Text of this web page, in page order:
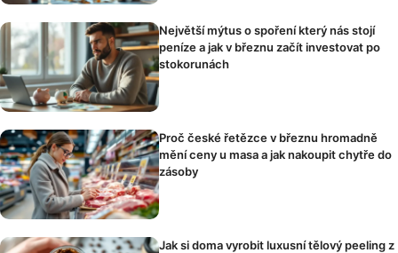
Největší mýtus o spoření který nás stojí
peníze a jak v březnu začít investovat po
stokorunách
Proč české řetězce v březnu hromadně
mění ceny u masa a jak nakoupit chytře do
zásoby
Jak si doma vyrobit luxusní tělový peeling z